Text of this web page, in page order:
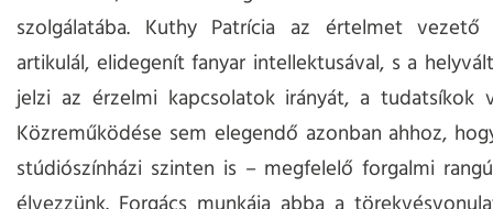
szolgálatába. Kuthy Patrícia az értelmet vezető
artikulál, elidegenít fanyar intellektusával, s a
jelzi az érzelmi kapcsolatok irányát, a tudatsíkok
Közreműködése sem elegendő azonban ahhoz,
stúdiószínházi szinten is – megfelelő forgalmi